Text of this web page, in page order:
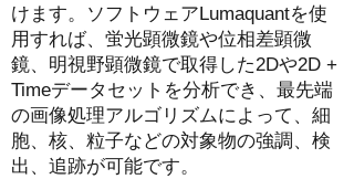
けます。ソフトウェアLumaquantを使
用すれば、蛍光顕微鏡や位相差顕微
鏡、明視野顕微鏡で取得した2Dや2D +
Timeデータセットを分析でき、最先端
の画像処理アルゴリズムによって、細
胞、核、粒子などの対象物の強調、検
出、追跡が可能です。